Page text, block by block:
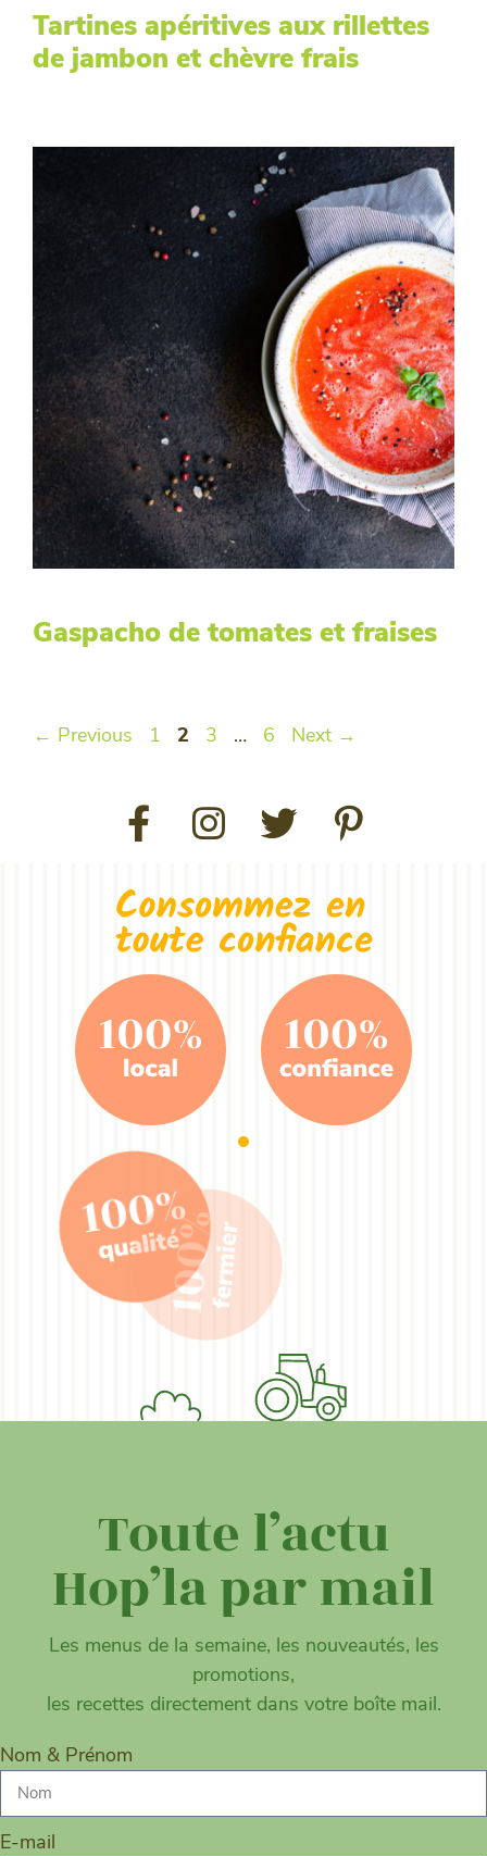
Tartines apéritives aux rillettes
de jambon et chèvre frais
Gaspacho de tomates et fraises
← Previous 1 2 3 … 6 Next →
Toute l’actu
Hop’la par mail
Les menus de la semaine, les nouveautés, les
promotions,
les recettes directement dans votre boîte mail.
Nom & Prénom
E-mail